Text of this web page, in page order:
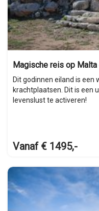
Magische reis op Malta
Dit godinnen eiland is een
krachtplaatsen. Dit is een
levenslust te activeren!
Vanaf € 1495,-